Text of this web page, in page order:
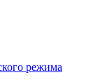
режима